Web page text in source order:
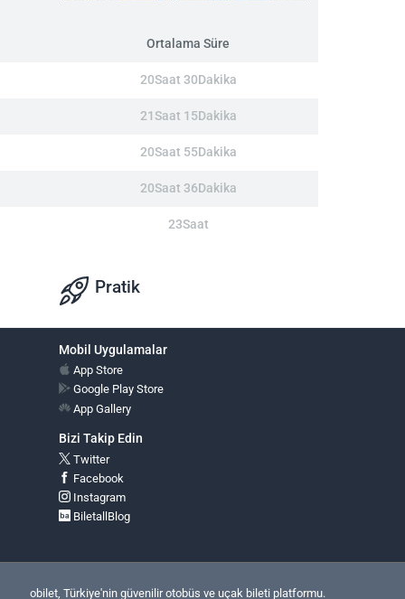
Ortalama Süre
20Saat 30Dakika
21Saat 15Dakika
20Saat 55Dakika
20Saat 36Dakika
23Saat
Pratik
Mobil Uygulamalar
App Store
Google Play Store
App Gallery
Bizi Takip Edin
Twitter
Facebook
Instagram
BiletallBlog
obilet, Türkiye'nin güvenilir otobüs ve uçak bileti platformu.